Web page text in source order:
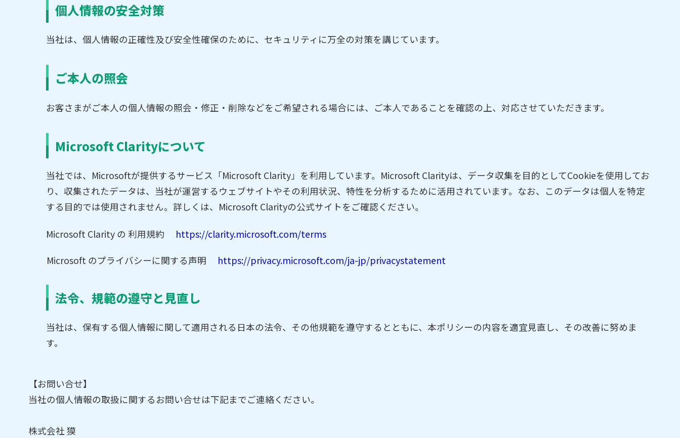
個人情報の安全対策
当社は、個人情報の正確性及び安全性確保のために、セキュリティに万全の対策を講じています。
ご本人の照会
お客さまがご本人の個人情報の照会・修正・削除などをご希望される場合には、ご本人であることを確認の上、対応させていただきます。
Microsoft Clarityについて
当社では、Microsoftが提供するサービス「Microsoft Clarity」を利用しています。Microsoft Clarityは、データ収集を目的としてCookieを使用してお
り、収集されたデータは、当社が運営するウェブサイトやその利用状況、特性を分析するために活用されています。なお、このデータは個人を特定
する目的では使用されません。詳しくは、Microsoft Clarityの公式サイトをご確認ください。
Microsoft Clarity の 利用規約 https://clarity.microsoft.com/terms
Microsoft のプライバシーに関する声明 https://privacy.microsoft.com/ja-jp/privacystatement
法令、規範の遵守と見直し
当社は、保有する個人情報に関して適用される日本の法令、その他規範を遵守するとともに、本ポリシーの内容を適宜見直し、その改善に努めま
す。
【お問い合せ】
当社の個人情報の取扱に関するお問い合せは下記までご連絡ください。
株式会社 獏